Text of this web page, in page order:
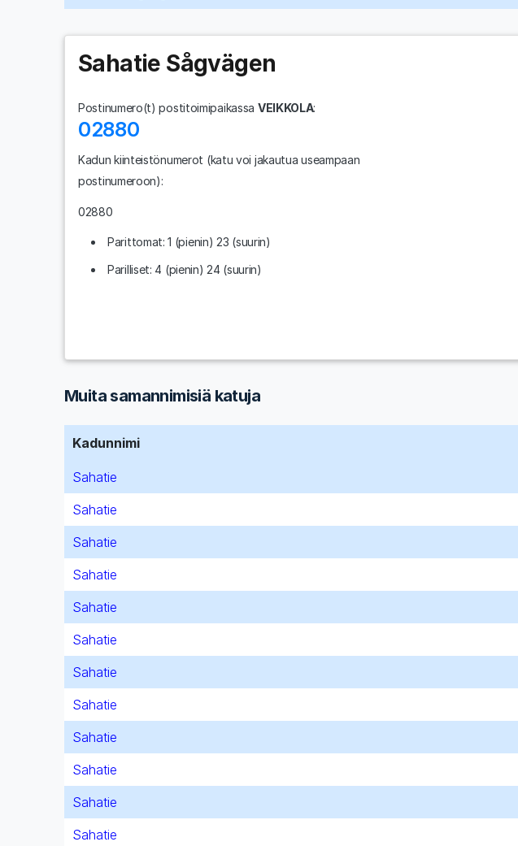
Sahatie Sågvägen
Postinumero(t) postitoimipaikassa VEIKKOLA:
02880
Kadun kiinteistönumerot (katu voi jakautua useampaan
postinumeroon):
02880
Parittomat: 1 (pienin) 23 (suurin)
Parilliset: 4 (pienin) 24 (suurin)
Muita samannimisiä katuja
Kadunnimi
Sahatie
Sahatie
Sahatie
Sahatie
Sahatie
Sahatie
Sahatie
Sahatie
Sahatie
Sahatie
Sahatie
Sahatie